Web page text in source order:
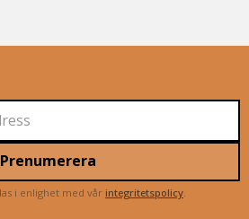
Prenumerera
i enlighet med vår integritetspolicy